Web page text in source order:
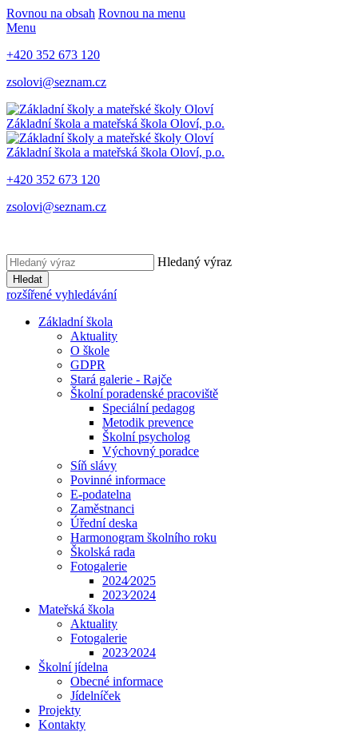
Rovnou na obsah Rovnou na menu
Menu
+420 352 673 120
zsolovi@seznam.cz
Základní škola a mateřská škola Oloví, p.o.
Základní škola a mateřská škola Oloví, p.o.
+420 352 673 120
zsolovi@seznam.cz
Hledaný výraz
Hledat
rozšířené vyhledávání
Základní škola
Aktuality
O škole
GDPR
Stará galerie - Rajče
Školní poradenské pracoviště
Speciální pedagog
Metodik prevence
Školní psycholog
Výchovný poradce
Síň slávy
Povinné informace
E-podatelna
Zaměstnanci
Úřední deska
Harmonogram školního roku
Školská rada
Fotogalerie
2024⁄2025
2023⁄2024
Mateřská škola
Aktuality
Fotogalerie
2023⁄2024
Školní jídelna
Obecné informace
Jídelníček
Projekty
Kontakty